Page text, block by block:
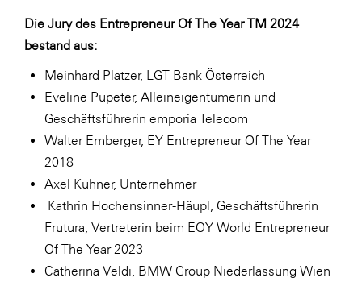
Die Jury des Entrepreneur Of The Year TM 2024
bestand aus:
Meinhard Platzer, LGT Bank Österreich
Eveline Pupeter, Alleineigentümerin und
Geschäftsführerin emporia Telecom
Walter Emberger, EY Entrepreneur Of The Year
2018
Axel Kühner, Unternehmer
Kathrin Hochensinner-Häupl, Geschäftsführerin
Frutura, Vertreterin beim EOY World Entrepreneur
Of The Year 2023
Catherina Veldi, BMW Group Niederlassung Wien